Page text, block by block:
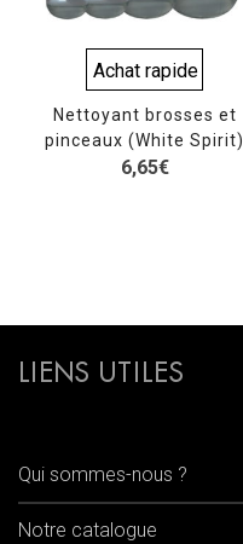
Achat rapide
Nettoyant brosses et
pinceaux (White Spirit)
6,65€
LIENS UTILES
Qui sommes-nous ?
Notre catalogue